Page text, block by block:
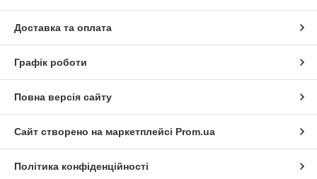
Доставка та оплата
Графік роботи
Повна версія сайту
Сайт створено на маркетплейсі Prom.ua
Політика конфіденційності